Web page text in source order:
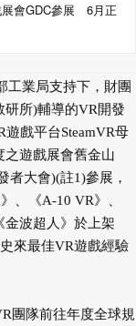
展會GDC參展 6月正
工業局支持下，財團
所)輔導的VR開發
戲平台SteamVR母
之遊戲展會舊金山
者大會)(註1)參展，
、《A-10 VR》、
金波超人》於上架
來最佳VR遊戲經驗
團隊前往年度全球規